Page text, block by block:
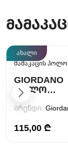
ახალი
მამაკაცის პოლო
GIORDANO
ᲞᲝᲚᲝ
ᲛᲐᲘᲡᲣᲠᲘ
ბრენდი:
115,00 ₾